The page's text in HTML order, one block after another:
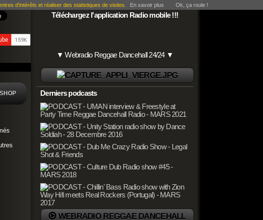
SHOP
Téléchargez l'application Radio mobile !!!
▼ Webradio Reggae Dancehall 24/24 ▼
Derniers podcasts
WEBRADIO REGGAE DANCEHALL
d’intérêts et réaliser des statistiques de visites. En savoir plus Ok, ça roule !